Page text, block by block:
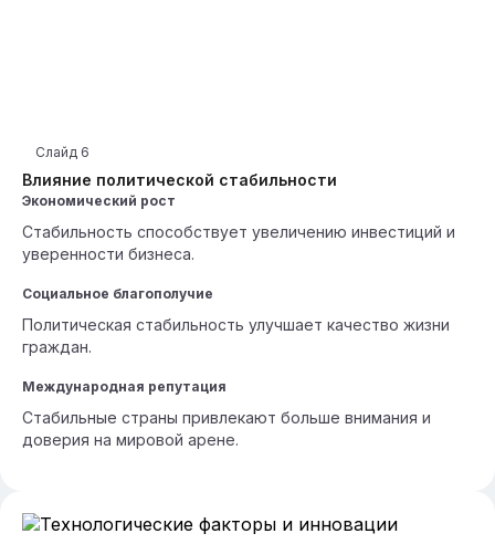
Влияние политической стабильности
Слайд 6
Экономический рост
Стабильность способствует увеличению инвестиций и
уверенности бизнеса.
Социальное благополучие
Политическая стабильность улучшает качество жизни
граждан.
Международная репутация
Стабильные страны привлекают больше внимания и
доверия на мировой арене.